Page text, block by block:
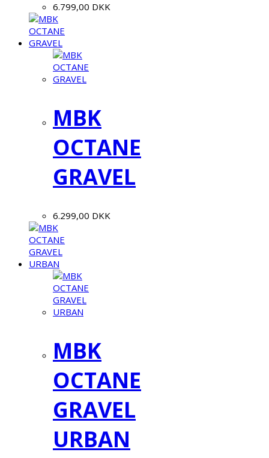
6.799,00 DKK
MBK
OCTANE
GRAVEL
6.299,00 DKK
MBK
OCTANE
GRAVEL
URBAN